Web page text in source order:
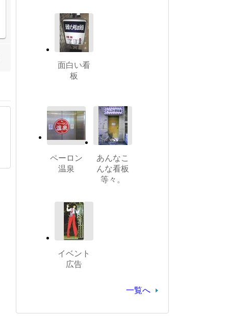
面白い看
板
ペーロン
温泉
あんなこ
んな看板
等々。
イベント
広告
一覧へ